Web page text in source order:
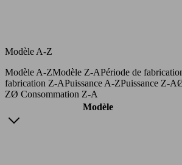
Modèle A-Z
Modèle A-ZModèle Z-APériode de
fabrication Z-APuissance A-ZPuissance Z-A
ZØ Consommation Z-A
Modèle